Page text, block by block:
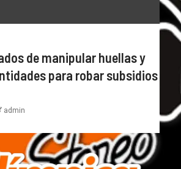
de manipular huellas y
para robar subsidios
admin